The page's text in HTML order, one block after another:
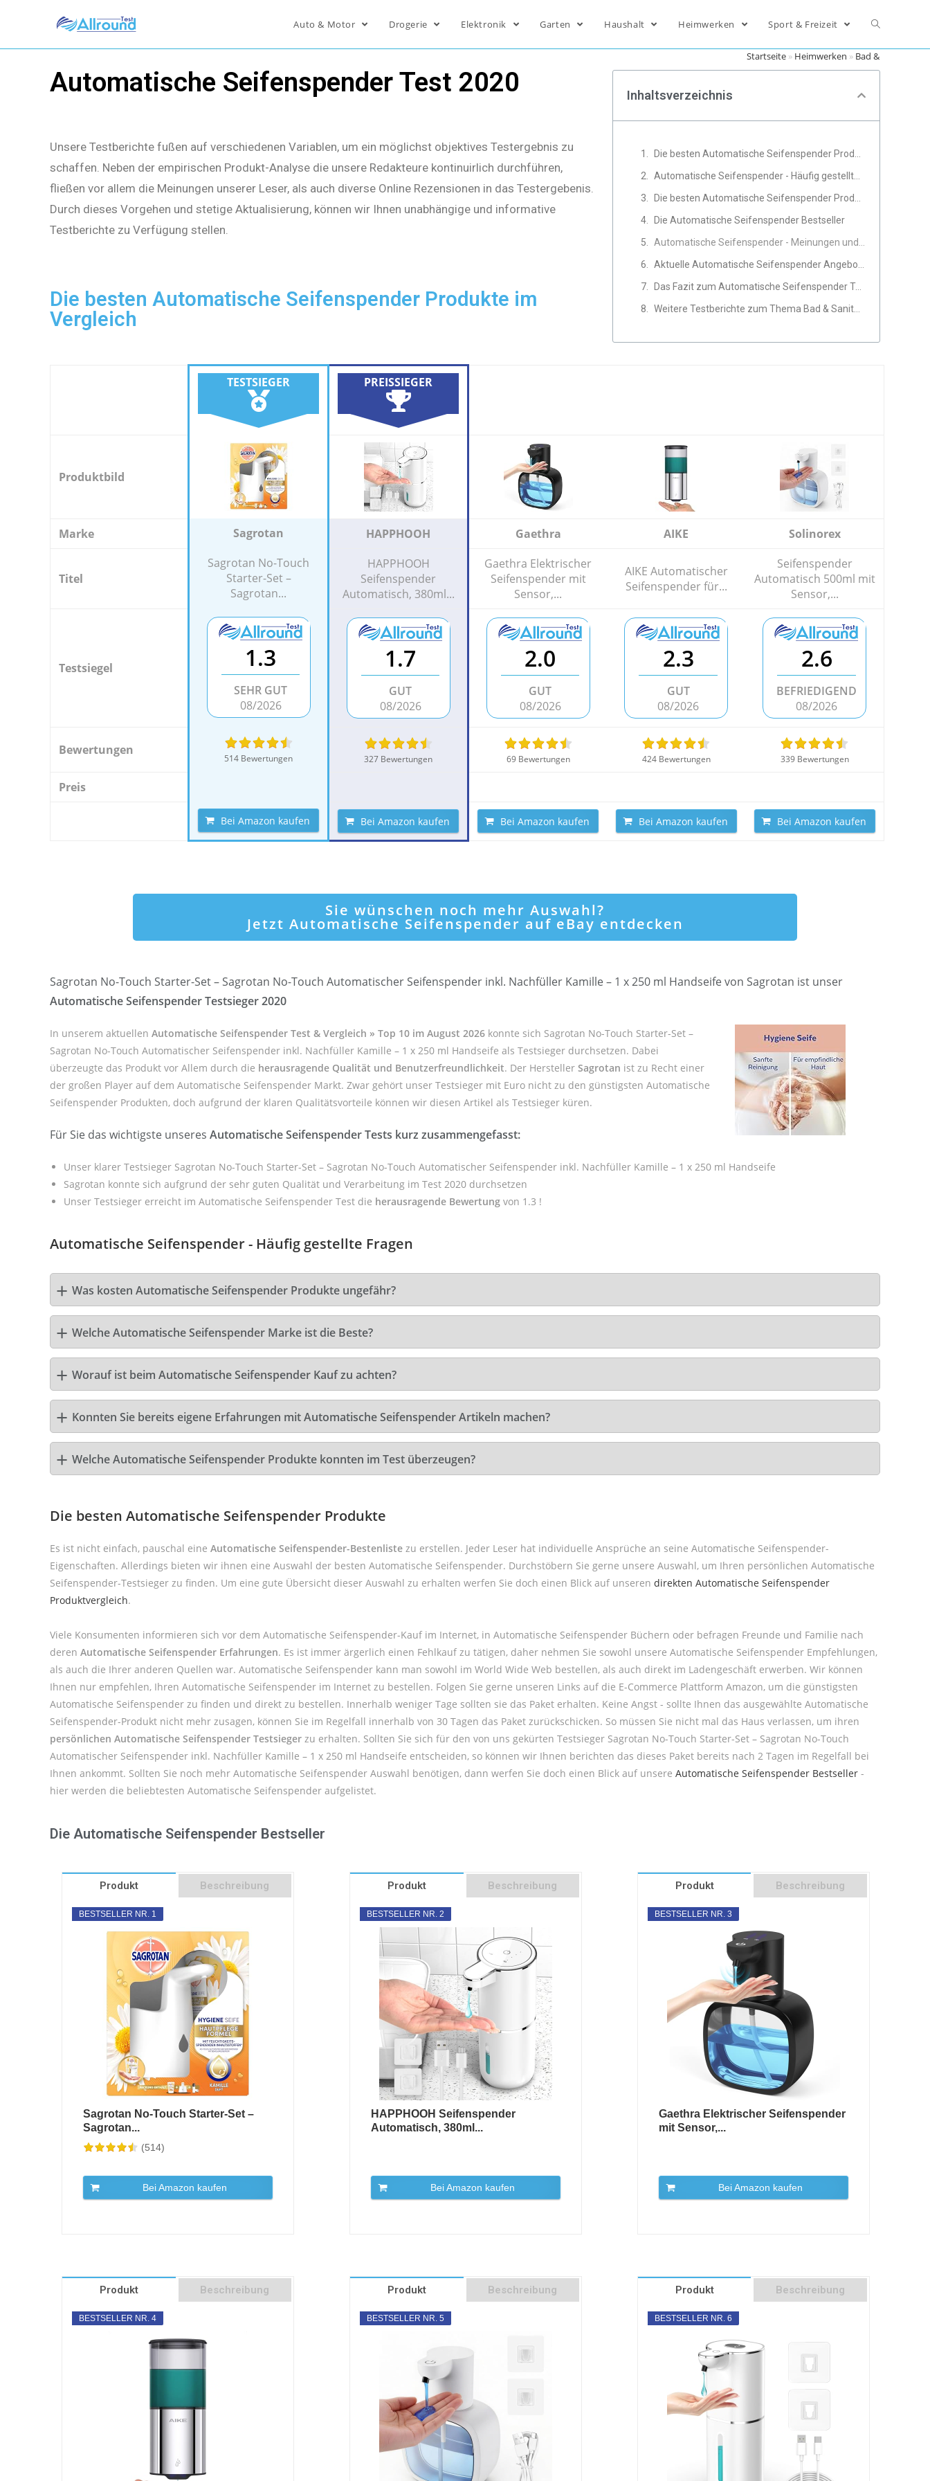
Auto & Motor Drogerie Elektronik Garten Haushalt Heimwerken Sport & Freizeit
Automatische Seifenspender Test 2020
Unsere Testberichte fußen auf verschiedenen Variablen, um ein möglichst objektives Testergebnis zu
schaffen. Neben der empirischen Produkt-Analyse die unsere Redakteure kontinuirlich durchführen,
fließen vor allem die Meinungen unserer Leser, als auch diverse Online Rezensionen in das Testergebenis.
Durch dieses Vorgehen und stetige Aktualisierung, können wir Ihnen unabhängige und informative
Testberichte zu Verfügung stellen.
Die besten Automatische Seifenspender Produkte im
Vergleich
Startseite» Heimwerken » Bad & Sanitär
Inhaltsverzeichnis
Die Automatische Seifenspender Bestseller
Das Fazit zum Automatische Seifenspender Test
TESTSIEGER PREISSIEGER
Produktbild
Marke Sagrotan HAPPHOOH Gaethra AIKE Solinorex
Titel
Sagrotan No-Touch
Starter-Set –
Sagrotan...
HAPPHOOH
Seifenspender
Automatisch, 380ml...
Gaethra Elektrischer
Seifenspender mit
Sensor,...
AIKE Automatischer
Seifenspender für...
Seifenspender
Automatisch 500ml mit
Sensor,...
Testsiegel 1.3
SEHR GUT
08/2026
1.7
GUT
08/2026
2.0
GUT
08/2026
2.3
GUT
08/2026
2.6
BEFRIEDIGEND
08/2026
Bewertungen
514 Bewertungen 327 Bewertungen 69 Bewertungen 424 Bewertungen 339 Bewertungen
Preis
Bei Amazon kaufen Bei Amazon kaufen Bei Amazon kaufen Bei Amazon kaufen Bei Amazon kaufen
Sie wünschen noch mehr Auswahl?
Jetzt Automatische Seifenspender auf eBay entdecken
Sagrotan No-Touch Starter-Set – Sagrotan No-Touch Automatischer Seifenspender inkl. Nachfüller Kamille – 1 x 250 ml Handseife von Sagrotan ist unser
Automatische Seifenspender Testsieger 2020
In unserem aktuellen Automatische Seifenspender Test & Vergleich » Top 10 im August 2026 konnte sich Sagrotan No-Touch Starter-Set –
Sagrotan No-Touch Automatischer Seifenspender inkl. Nachfüller Kamille – 1 x 250 ml Handseife als Testsieger durchsetzen. Dabei
überzeugte das Produkt vor Allem durch die herausragende Qualität und Benutzerfreundlichkeit. Der Hersteller Sagrotan ist zu Recht einer
der großen Player auf dem Automatische Seifenspender Markt. Zwar gehört unser Testsieger mit Euro nicht zu den günstigsten Automatische
Seifenspender Produkten, doch aufgrund der klaren Qualitätsvorteile können wir diesen Artikel als Testsieger küren.
Für Sie das wichtigste unseres Automatische Seifenspender Tests kurz zusammengefasst:
Unser klarer Testsieger Sagrotan No-Touch Starter-Set – Sagrotan No-Touch Automatischer Seifenspender inkl. Nachfüller Kamille – 1 x 250 ml Handseife
Sagrotan konnte sich aufgrund der sehr guten Qualität und Verarbeitung im Test 2020 durchsetzen
Unser Testsieger erreicht im Automatische Seifenspender Test die herausragende Bewertung von 1.3 !
Automatische Seifenspender - Häufig gestellte Fragen
Was kosten Automatische Seifenspender Produkte ungefähr?
Welche Automatische Seifenspender Marke ist die Beste?
Worauf ist beim Automatische Seifenspender Kauf zu achten?
Konnten Sie bereits eigene Erfahrungen mit Automatische Seifenspender Artikeln machen?
Welche Automatische Seifenspender Produkte konnten im Test überzeugen?
Die besten Automatische Seifenspender Produkte
Es ist nicht einfach, pauschal eine Automatische Seifenspender-Bestenliste zu erstellen. Jeder Leser hat individuelle Ansprüche an seine Automatische Seifenspender-
Eigenschaften. Allerdings bieten wir ihnen eine Auswahl der besten Automatische Seifenspender. Durchstöbern Sie gerne unsere Auswahl, um Ihren persönlichen Automatische
Seifenspender-Testsieger zu finden. Um eine gute Übersicht dieser Auswahl zu erhalten werfen Sie doch einen Blick auf unseren direkten Automatische Seifenspender
Produktvergleich.
Viele Konsumenten informieren sich vor dem Automatische Seifenspender-Kauf im Internet, in Automatische Seifenspender Büchern oder befragen Freunde und Familie nach
deren Automatische Seifenspender Erfahrungen. Es ist immer ärgerlich einen Fehlkauf zu tätigen, daher nehmen Sie sowohl unsere Automatische Seifenspender Empfehlungen,
als auch die Ihrer anderen Quellen war. Automatische Seifenspender kann man sowohl im World Wide Web bestellen, als auch direkt im Ladengeschäft erwerben. Wir können
Ihnen nur empfehlen, Ihren Automatische Seifenspender im Internet zu bestellen. Folgen Sie gerne unseren Links auf die E-Commerce Plattform Amazon, um die günstigsten
Automatische Seifenspender zu finden und direkt zu bestellen. Innerhalb weniger Tage sollten sie das Paket erhalten. Keine Angst - sollte Ihnen das ausgewählte Automatische
Seifenspender-Produkt nicht mehr zusagen, können Sie im Regelfall innerhalb von 30 Tagen das Paket zurückschicken. So müssen Sie nicht mal das Haus verlassen, um ihren
persönlichen Automatische Seifenspender Testsieger zu erhalten. Sollten Sie sich für den von uns gekürten Testsieger Sagrotan No-Touch Starter-Set – Sagrotan No-Touch
Automatischer Seifenspender inkl. Nachfüller Kamille – 1 x 250 ml Handseife entscheiden, so können wir Ihnen berichten das dieses Paket bereits nach 2 Tagen im Regelfall bei
Ihnen ankommt. Sollten Sie noch mehr Automatische Seifenspender Auswahl benötigen, dann werfen Sie doch einen Blick auf unsere Automatische Seifenspender Bestseller -
hier werden die beliebtesten Automatische Seifenspender aufgelistet.
Die Automatische Seifenspender Bestseller
Produkt Beschreibung
BESTSELLER NR. 1
Sagrotan No-Touch Starter-Set –
Sagrotan...
(514)
Bei Amazon kaufen
Produkt Beschreibung
BESTSELLER NR. 2
HAPPHOOH Seifenspender
Automatisch, 380ml...
Bei Amazon kaufen
Produkt Beschreibung
BESTSELLER NR. 3
Gaethra Elektrischer Seifenspender
mit Sensor,...
Bei Amazon kaufen
Produkt Beschreibung
BESTSELLER NR. 4
Produkt Beschreibung
BESTSELLER NR. 5
Produkt Beschreibung
BESTSELLER NR. 6